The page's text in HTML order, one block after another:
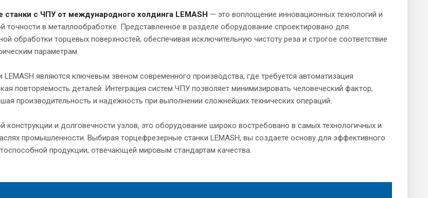
с ЧПУ от международного холдинга LEMASH — это воплощение инновационных технологий и
точности в металлообработке. Представленное в разделе оборудование спроектировано для
обработки торцевых поверхностей, обеспечивая исключительную чистоту реза и строгое соответствие
параметрам.
являются ключевым звеном современного производства, где требуется автоматизация
повторяемость деталей. Интеграция систем ЧПУ позволяет минимизировать человеческий фактор,
производительность и надежность при выполнении сложнейших технических операций.
конструкции и долговечности узлов, это оборудование широко востребовано в самых технологичных и
промышленности. Выбирая торцефрезерные станки LEMASH, вы создаете основу для эффективного
продукции, отвечающей мировым стандартам качества.